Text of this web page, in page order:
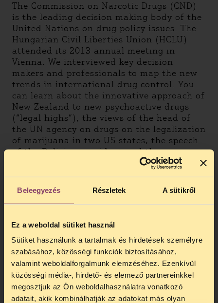
Beleegyezés Részletek A sütikről
Ez a weboldal sütiket használ
Sütiket használunk a tartalmak és hirdetések személyre
szabásához, közösségi funkciók biztosításához,
valamint weboldalforgalmunk elemzéséhez. Ezenkívül
közösségi média-, hirdető- és elemező partnereinkkel
megosztjuk az Ön weboldalhasználatra vonatkozó
adatait, akik kombinálhatják az adatokat más olyan
The Commission on Narcotic Drugs (CND)
is the leading decision making body of the
United Nations on drug policy issues. The
Hungarian Civil Liberties Union (HCLU)
attended its 2013 annual meeting in
Vienna. We interviewed key decision
makers and professionals to map the new
trends in international drug control. You
can learn about the innovative approach of
New Zealand to new psychoactive drugs
(“legal highs”), the views of the head of
the UN agency on drugs on the legalization
of marijuana in two US states, the speech
of the Bolivian president and the new
marijuana regulation scheme of the
share our film!